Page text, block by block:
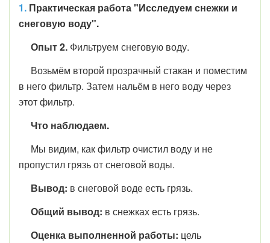
1. Практическая работа "Исследуем снежки и
снеговую воду".
Опыт 2. Фильтруем снеговую воду.
Возьмём второй прозрачный стакан и поместим
в него фильтр. Затем нальём в него воду через
этот фильтр.
Что наблюдаем.
Мы видим, как фильтр очистил воду и не
пропустил грязь от снеговой воды.
Вывод: в снеговой воде есть грязь.
Общий вывод: в снежках есть грязь.
Оценка выполненной работы: цель